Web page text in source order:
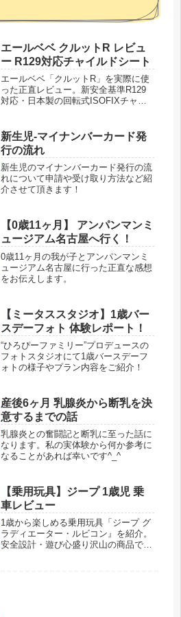
エールベベ クルットR レビュ
ー R129対応チャイルドシート
エールベベ「クルットR」を実際に使
った正直レビュー。新安全基準R129
対応・日本製の回転式ISOFIXチャイ
説。
新生児-マイナンバーカード発
行の流れ
新生児のマイナンバーカード発行の流
れについて申請や受け取り方法など紹
介させて頂きます！
【0歳11ヶ月】 アンパンマンミ
ュージアム名古屋へ行く！
0歳11ヶ月の我が子とアンパンマンミ
ュージアム名古屋に行った正直な感想
をお伝えします。
【ミータススタジオ】1歳バー
スデーフォト 体験レポート！
“ひろぴーファミリー”プロデュースの
フォトスタジオにて1歳バースデーフ
ォトの様子やプラン内容をご紹介！
産後6ヶ月 乳腺炎から断乳を決
意するまでの話
乳腺炎との奮闘記と断乳に至った話に
なります。私の実体験から何か参考に
なることがあれば幸いです^_^
【乗用玩具】ジープ 1歳児 乗
車レビュー
1歳から楽しめる乗用玩具「ジープ グ
ラディエーター・ルビコン』を紹介。
安全設計・遊び心盛り沢山の商品で